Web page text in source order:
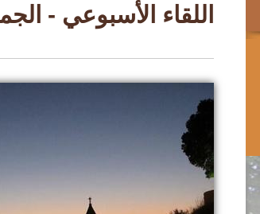
اللقاء الأسبوعي - الجمعة 22 آب